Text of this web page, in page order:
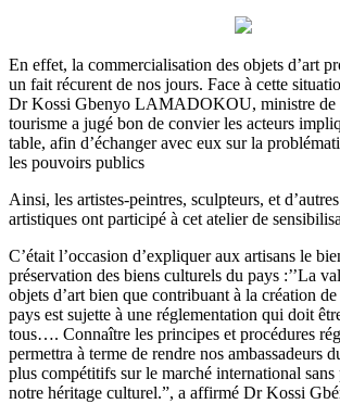
En effet, la commercialisation des objets d’art
un fait récurent de nos jours. Face à cette
Dr Kossi Gbenyo LAMADOKOU, ministre de
tourisme a jugé bon de convier les acteurs
table, afin d’échanger avec eux sur la
les pouvoirs publics
Ainsi, les artistes-peintres, sculpteurs, et
artistiques ont participé à cet atelier de
C’était l’occasion d’expliquer aux artisans le
préservation des biens culturels du pays :’’La
objets d’art bien que contribuant à la création
pays est sujette à une réglementation qui doit
tous…. Connaître les principes et procédures
permettra à terme de rendre nos ambassadeurs
plus compétitifs sur le marché international
notre héritage culturel.”, a affirmé Dr Kossi